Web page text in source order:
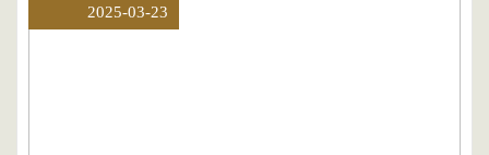
2025-03-23